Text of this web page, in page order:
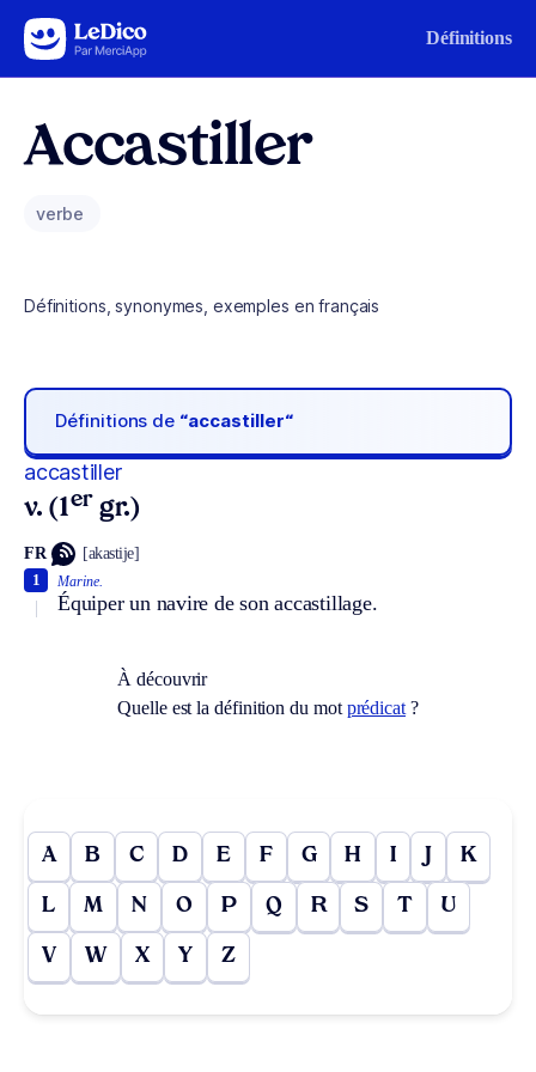
Aller au contenu Définitions
Accastiller
verbe
Définitions, synonymes, exemples en français
Définitions de “accastiller“
accastiller
v. (1er gr.)
FR [akastije]
Marine.
Équiper un navire de son accastillage.
1
À découvrir
Quelle est la définition du mot prédicat?
A B C D E F G H I J K
L M N O P Q R S T U
V W X Y Z